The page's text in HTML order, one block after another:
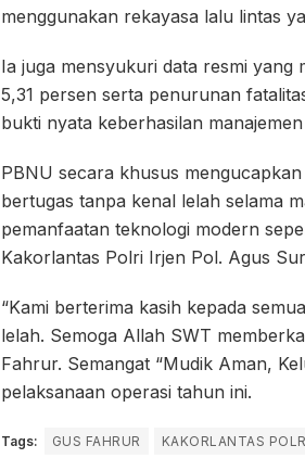
menggunakan rekayasa lalu lintas
Ia juga mensyukuri data resmi
5,31 persen serta penurunan
bukti nyata keberhasilan
PBNU secara khusus
bertugas tanpa kenal lelah selama
pemanfaatan teknologi modern
Kakorlantas Polri Irjen Pol. Agus
“Kami berterima kasih kepada
lelah. Semoga Allah SWT
Fahrur. Semangat “Mudik Aman,
pelaksanaan operasi tahun ini.
Tags: GUS FAHRUR KAKORLANTAS